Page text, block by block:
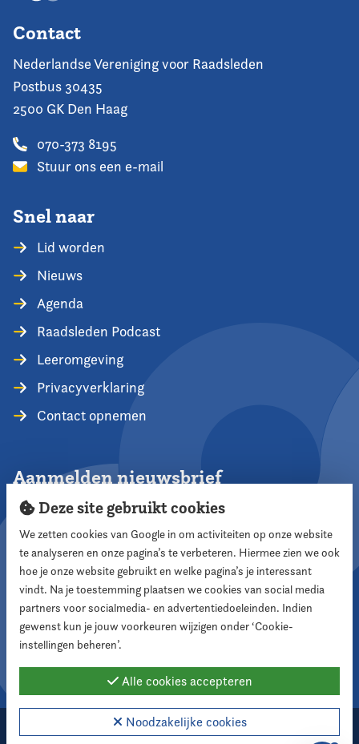
Contact
Nederlandse Vereniging voor Raadsleden
Postbus 30435
2500 GK Den Haag
070-373 8195
Stuur ons een e-mail
Snel naar
Lid worden
Nieuws
Agenda
Raadsleden Podcast
Leeromgeving
Privacyverklaring
Contact opnemen
Aanmelden nieuwsbrief
Aanmelden
Volg ons
2026 Nederlandse Vereniging voor Raadsleden
Deze site gebruikt cookies
We zetten cookies van Google in om activiteiten op onze website
te analyseren en onze pagina’s te verbeteren. Hiermee zien we ook
hoe je onze website gebruikt en welke pagina’s je interessant
vindt. Na je toestemming plaatsen we cookies van social media
partners voor socialmedia- en advertentiedoeleinden. Indien
gewenst kun je jouw voorkeuren wijzigen onder ‘Cookie-
instellingen beheren’.
Alle cookies accepteren
Noodzakelijke cookies